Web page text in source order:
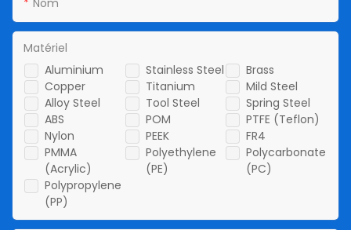
Nom
Aluminium Stainless Steel
Brass
Copper
Titanium
Mild Steel
Alloy Steel
Tool Steel
Spring Steel
ABS
POM
PTFE (Teflon)
Nylon
PEEK
FR4
PMMA
(Acrylic)
Polyethylene
(PE)
Polycarbonate
(PC)
Polypropylene
(PP)
Matériel